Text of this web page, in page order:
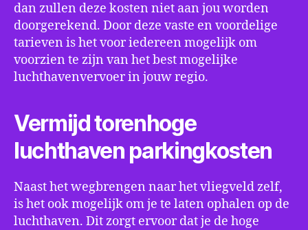
dan zullen deze kosten niet aan jou worden
doorgerekend. Door deze vaste en voordelige
tarieven is het voor iedereen mogelijk om
voorzien te zijn van het best mogelijke
luchthavenvervoer in jouw regio.
Vermijd torenhoge
luchthaven parkingkosten
Naast het wegbrengen naar het vliegveld zelf,
is het ook mogelijk om je te laten ophalen op de
luchthaven. Dit zorgt ervoor dat je de hoge